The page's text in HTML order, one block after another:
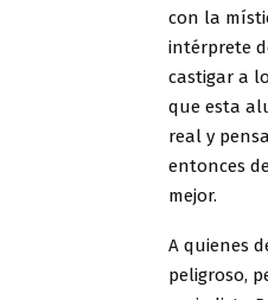
con la
intérprete
castigar a
que esta
real y
entonces
mejor.
A quienes
peligroso,